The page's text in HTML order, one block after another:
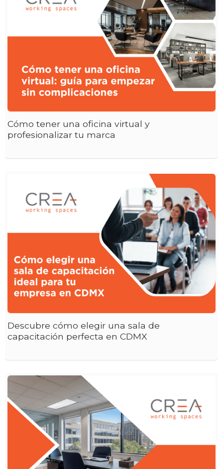
Cómo tener una oficina virtual y
profesionalizar tu marca
Descubre cómo elegir una sala de
capacitación perfecta en CDMX